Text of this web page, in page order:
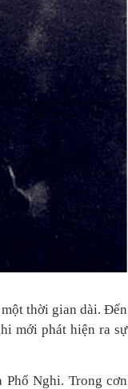
thời gian dài. Đến
mới phát hiện ra sự
Phổ Nghi. Trong cơn